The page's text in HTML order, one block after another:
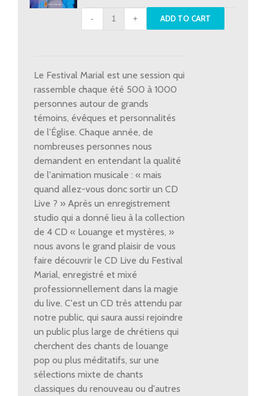
CD
Live
2017
quantity
ADD TO CART
Le Festival Marial est une session qui
rassemble chaque été 500 à 1000
personnes autour de grands
témoins, évêques et personnalités
de l'Église. Chaque année, de
nombreuses personnes nous
demandent en entendant la qualité
de l'animation musicale : « mais
quand allez-vous donc sortir un CD
Live ? » Après un enregistrement
studio qui a donné lieu à la collection
de 4 CD « Louange et mystères, »
nous avons le grand plaisir de vous
faire découvrir le CD Live du Festival
Marial, enregistré et mixé
professionnellement dans la magie
du live. C'est un CD très attendu par
notre public, qui saura aussi rejoindre
un public plus large de chrétiens qui
cherchent des chants de louange
pop ou plus méditatifs, sur une
sélections mixte de chants
classiques du renouveau ou d'autres